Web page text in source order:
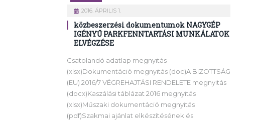
2016. ÁPRILIS 1.
közbeszerzési dokumentumok NAGYGÉP
IGÉNYŰ PARKFENNTARTÁSI MUNKÁLATOK
ELVÉGZÉSE
Csatolandó adatlap megnyitás
(xlsx)Dokumentáció megnyitás (doc)A BIZOTTSÁG
(EU) 2016/7 VÉGREHAJTÁSI RENDELETE megnyitás
(docx)Kaszálási táblázat 2016 megnyitás
(xlsx)Műszaki dokumentáció megnyitás
(pdf)Szakmai ajánlat elkészítésének és